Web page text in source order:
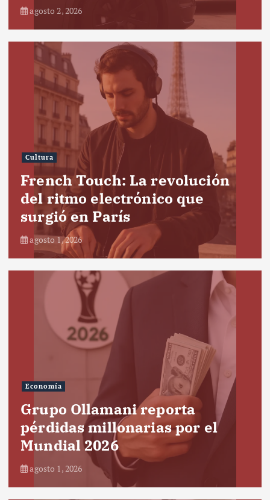
agosto 2, 2026
Cultura
French Touch: La revolución
del ritmo electrónico que
surgió en París
agosto 1, 2026
Economía
Grupo Ollamani reporta
pérdidas millonarias por el
Mundial 2026
agosto 1, 2026